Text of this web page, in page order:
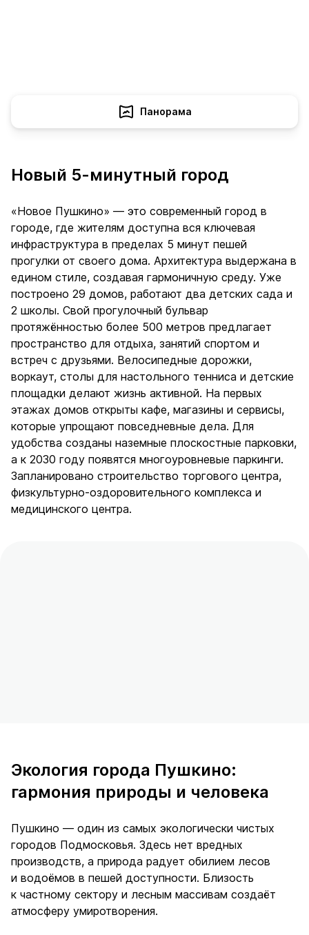
Панорама
Новый 5-минутный город
«Новое Пушкино» — это современный город в
городе, где жителям доступна вся ключевая
инфраструктура в пределах 5 минут пешей
прогулки от своего дома. Архитектура выдержана в
едином стиле, создавая гармоничную среду. Уже
построено 29 домов, работают два детских сада и
2 школы. Свой прогулочный бульвар
протяжённостью более 500 метров предлагает
пространство для отдыха, занятий спортом и
встреч с друзьями. Велосипедные дорожки,
воркаут, столы для настольного тенниса и детские
площадки делают жизнь активной. На первых
этажах домов открыты кафе, магазины и сервисы,
которые упрощают повседневные дела. Для
удобства созданы наземные плоскостные парковки,
а к 2030 году появятся многоуровневые паркинги.
Запланировано строительство торгового центра,
физкультурно-оздоровительного комплекса и
медицинского центра.
Экология города Пушкино:
гармония природы и человека
Пушкино — один из самых экологически чистых
городов Подмосковья. Здесь нет вредных
производств, а природа радует обилием лесов
и водоёмов в пешей доступности. Близость
к частному сектору и лесным массивам создаёт
атмосферу умиротворения.